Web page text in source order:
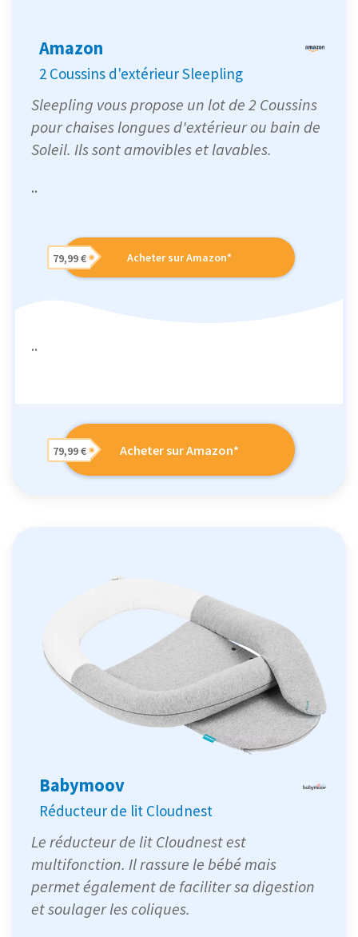
Amazon
2 Coussins d'extérieur Sleepling
Sleepling vous propose un lot de 2 Coussins
pour chaises longues d'extérieur ou bain de
Soleil. Ils sont amovibles et lavables.
..
Acheter sur Amazon*
79,99 €
..
Acheter sur Amazon*
79,99 €
Babymoov
Réducteur de lit Cloudnest
Le réducteur de lit Cloudnest est
multifonction. Il rassure le bébé mais
permet également de faciliter sa digestion
et soulager les coliques.